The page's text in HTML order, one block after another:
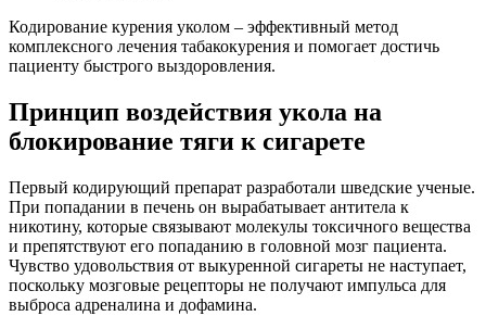
Кодирование курения уколом – эффективный метод
комплексного лечения табакокурения и помогает достичь
пациенту быстрого выздоровления.
Принцип воздействия укола на
блокирование тяги к сигарете
Первый кодирующий препарат разработали шведские ученые.
При попадании в печень он вырабатывает антитела к
никотину, которые связывают молекулы токсичного вещества
и препятствуют его попаданию в головной мозг пациента.
Чувство удовольствия от выкуренной сигареты не наступает,
поскольку мозговые рецепторы не получают импульса для
выброса адреналина и дофамина.